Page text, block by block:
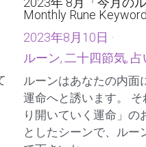
2023年 8月「今月の
2023年8月10日·
ルーン,二十四節気, 占
ルーンはあなたの内面